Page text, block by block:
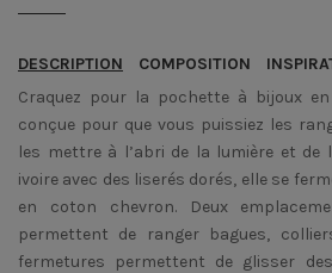
DESCRIPTION COMPOSITION
Craquez pour la pochette à bijoux
conçue pour que vous puissiez les
les mettre à l’abri de la lumière et de
ivoire avec des liserés dorés, elle se
en coton chevron. Deux
permettent de ranger bagues,
fermetures permettent de glisser